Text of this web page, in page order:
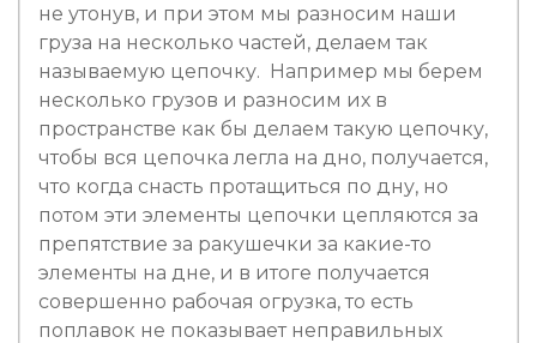
не утонув, и при этом мы разносим наши
груза на несколько частей, делаем так
называемую цепочку. Например мы берем
несколько грузов и разносим их в
пространстве как бы делаем такую цепочку,
чтобы вся цепочка легла на дно, получается,
что когда снасть протащиться по дну, но
потом эти элементы цепочки цепляются за
препятствие за ракушечки за какие-то
элементы на дне, и в итоге получается
совершенно рабочая огрузка, то есть
поплавок не показывает неправильных